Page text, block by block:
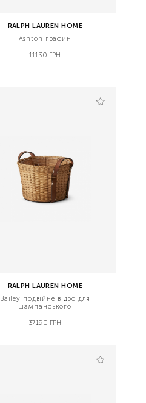
RALPH LAUREN HOME
Ashton графин
11130 ГРН
RALPH LAUREN HOME
Bailey подвійне відро для
шампанського
37190 ГРН